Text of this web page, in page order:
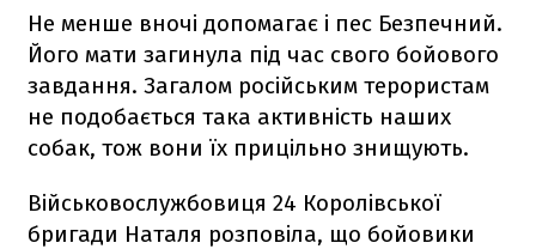
Не менше вночі допомагає і пес Безпечний.
Його мати загинула під час свого бойового
завдання. Загалом російським терористам
не подобається така активність наших
собак, тож вони їх прицільно знищують.
Військовослужбовиця 24 Королівської
бригади Наталя розповіла, що бойовики